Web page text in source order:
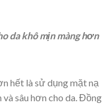
da khô mịn màng hơn
hết là sử dụng mặt nạ
sâu hơn cho da. Đồng